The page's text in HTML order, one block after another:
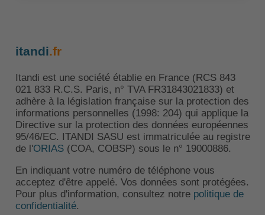
itandi.fr
Itandi est une société établie en France (RCS 843
021 833 R.C.S. Paris, n° TVA FR31843021833) et
adhère à la législation française sur la protection des
informations personnelles (1998: 204) qui applique la
Directive sur la protection des données européennes
95/46/EC. ITANDI SASU est immatriculée au registre
de l'ORIAS(COA, COBSP) sous le n° 19000886.
En indiquant votre numéro de téléphone vous
acceptez d'être appelé. Vos données sont protégées.
Pour plus d'information, consultez notre politique de
confidentialité.